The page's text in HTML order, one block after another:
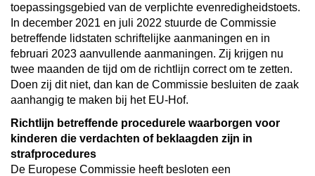
toepassingsgebied van de verplichte evenredigheidstoets.
In december 2021 en juli 2022 stuurde de Commissie
betreffende lidstaten schriftelijke aanmaningen en in
februari 2023 aanvullende aanmaningen. Zij krijgen nu
twee maanden de tijd om de richtlijn correct om te zetten.
Doen zij dit niet, dan kan de Commissie besluiten de zaak
aanhangig te maken bij het EU-Hof.
Richtlijn betreffende procedurele waarborgen voor
kinderen die verdachten of beklaagden zijn in
strafprocedures
De Europese Commissie heeft besloten een